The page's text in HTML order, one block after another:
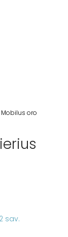
Mobilus oro